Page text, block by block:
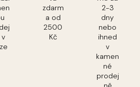
v
zdarm
a od
2500
Kč
2-3
dny
nebo
ihned
v
kamen
né
prodej